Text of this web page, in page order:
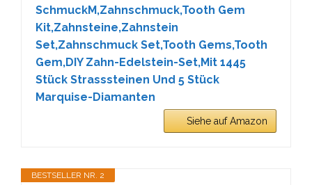
SchmuckM,Zahnschmuck,Tooth Gem
Kit,Zahnsteine,Zahnstein
Set,Zahnschmuck Set,Tooth Gems,Tooth
Gem,DIY Zahn-Edelstein-Set,Mit 1445
Stück Strasssteinen Und 5 Stück
Marquise-Diamanten
Siehe auf Amazon
BESTSELLER NR. 2